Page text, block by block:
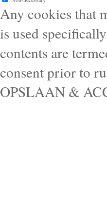
Any cookies that
is used
contents are
consent prior to
OPSLAAN &